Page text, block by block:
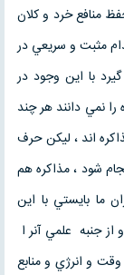
منافع خرد و كلان
مثبت و سريعي در
با اين وجود در
نمي دانند هر چند
اند ، ليكن حرف
شود ، مذاكره هم
ما بايستي با اين
از جنبه علمي آنر ا
وقت و انرژي و منابع